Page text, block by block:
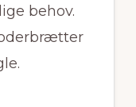
behov.